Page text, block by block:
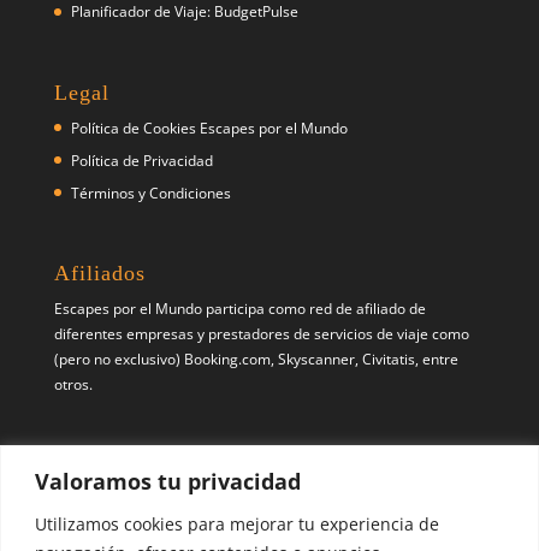
Valoramos tu privacidad
Utilizamos cookies para mejorar tu experiencia de
Planificador de Viaje: BudgetPulse
Legal
Política de Cookies Escapes por el Mundo
Política de Privacidad
Términos y Condiciones
Afiliados
Escapes por el Mundo participa como red de afiliado de
diferentes empresas y prestadores de servicios de viaje como
(pero no exclusivo) Booking.com, Skyscanner, Civitatis, entre
otros.
PinterestX Instagram